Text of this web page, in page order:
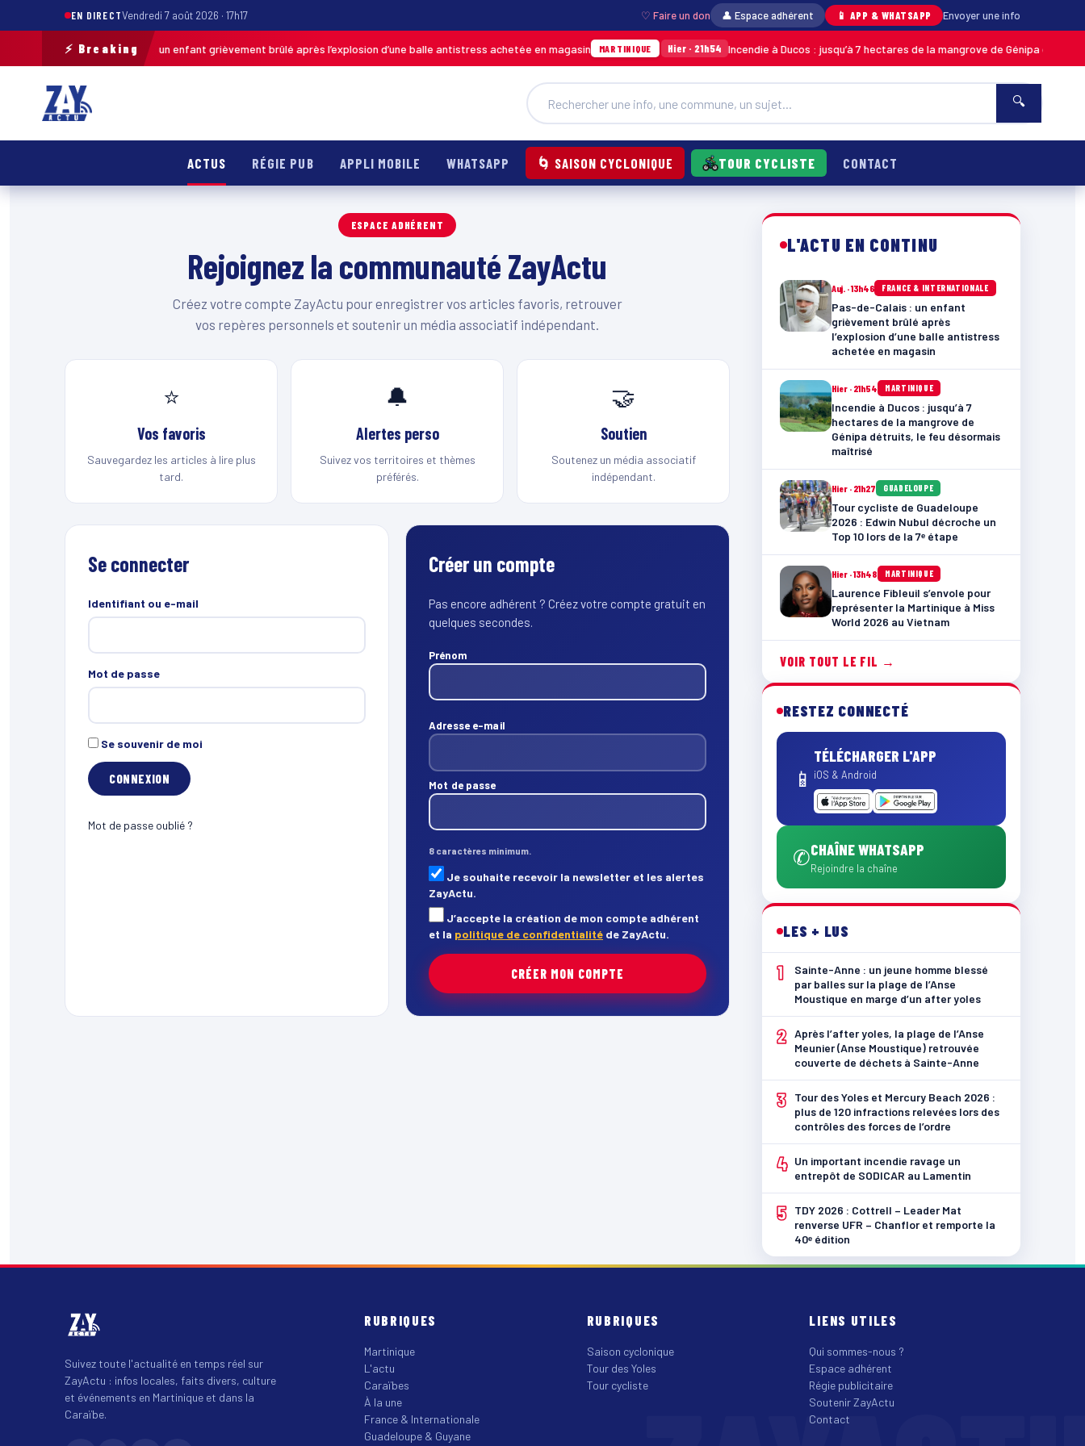
EN DIRECTVendredi 7 août 2026 · 17h17 ♡ Faire un don 👤 Espace adhérent 📱 APP & WHATSAPP Envoyer une info
⚡ Breaking
Pas-de-Calais : un enfant grièvement brûlé après l’explosion d’une balle antistress achetée en magasin MARTINIQUE Hier · 21h54 Incendie à Ducos : jusqu’à 7 hectares de la mangrove de Génipa détruits, le
🔍
ACTUS RÉGIE PUB APPLI MOBILE WHATSAPP 🌀 SAISON CYCLONIQUE TOUR CYCLISTE CONTACT
ESPACE ADHÉRENT
Rejoignez la communauté ZayActu
Créez votre compte ZayActu pour enregistrer vos articles favoris, retrouver
vos repères personnels et soutenir un média associatif indépendant.
⭐
Vos favoris
Sauvegardez les articles à lire plus
tard.
🔔
Alertes perso
Suivez vos territoires et thèmes
préférés.
🤝
Soutien
Soutenez un média associatif
indépendant.
Se connecter
Identifiant ou e-mail
Mot de passe
Se souvenir de moi
Mot de passe oublié ?
Créer un compte
Pas encore adhérent ? Créez votre compte gratuit en
quelques secondes.
Prénom
Adresse e-mail
Mot de passe
8 caractères minimum.
Je souhaite recevoir la newsletter et les alertes
ZayActu.
J’accepte la création de mon compte adhérent
et la politique de confidentialité de ZayActu.
CRÉER MON COMPTE
L'ACTU EN CONTINU
Auj. · 13h46 FRANCE & INTERNATIONALE
Pas-de-Calais : un enfant
grièvement brûlé après
l’explosion d’une balle antistress
achetée en magasin
Hier · 21h54 MARTINIQUE
Incendie à Ducos : jusqu’à 7
hectares de la mangrove de
Génipa détruits, le feu désormais
maîtrisé
Hier · 21h27 GUADELOUPE
Tour cycliste de Guadeloupe
2026 : Edwin Nubul décroche un
Top 10 lors de la 7ᵉ étape
Hier · 13h48 MARTINIQUE
Laurence Fibleuil s’envole pour
représenter la Martinique à Miss
World 2026 au Vietnam
VOIR TOUT LE FIL →
RESTEZ CONNECTÉ
📱
TÉLÉCHARGER L'APP
iOS & Android
✆CHAÎNE WHATSAPP
Rejoindre la chaîne
LES + LUS
1
Sainte-Anne : un jeune homme blessé
par balles sur la plage de l’Anse
Moustique en marge d’un after yoles
2 Après l’after yoles, la plage de l’Anse
Meunier (Anse Moustique) retrouvée
couverte de déchets à Sainte-Anne
3
Tour des Yoles et Mercury Beach 2026 :
plus de 120 infractions relevées lors des
contrôles des forces de l’ordre
4 Un important incendie ravage un
entrepôt de SODICAR au Lamentin
5
TDY 2026 : Cottrell – Leader Mat
renverse UFR – Chanflor et remporte la
40ᵉ édition
Suivez toute l'actualité en temps réel sur
ZayActu : infos locales, faits divers, culture
et événements en Martinique et dans la
Caraïbe.
RUBRIQUES
Martinique
L'actu
Caraïbes
À la une
France & Internationale
Guadeloupe & Guyane
RUBRIQUES
Saison cyclonique
Tour des Yoles
Tour cycliste
LIENS UTILES
Qui sommes-nous ?
Espace adhérent
Régie publicitaire
Soutenir ZayActu
Contact